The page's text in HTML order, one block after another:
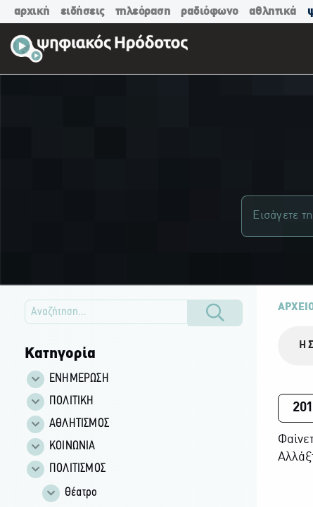
αρχική ειδήσεις τηλεόραση ραδιόφωνο αθλητικά
Κατηγορία
ΕΝΗΜΕΡΩΣΗ
ΠΟΛΙΤΙΚΗ
ΑΘΛΗΤΙΣΜΟΣ
ΚΟΙΝΩΝΙΑ
ΠΟΛΙΤΙΣΜΟΣ
Θέατρο
Η